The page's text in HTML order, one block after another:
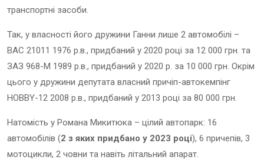
транспортні засоби.
Так, у власності його дружини Ганни лише 2 автомобілі –
ВАС 21011 1976 р.в., придбаний у 2020 році за 12 000 грн. та
ЗАЗ 968-М 1989 р.в., придбаний у 2020 р. за 10 000 грн. Окрім
цього у дружини депутата власний причіп-автокемпінг
HOBBY-12 2008 р.в., придбаний у 2013 році за 80 000 грн.
Натомість у Романа Микитюка – цілий автопарк: 16
автомобілів (2 з яких придбано у 2023 році), 6 причепів, 3
мотоцикли, 2 човни та навіть літальний апарат.